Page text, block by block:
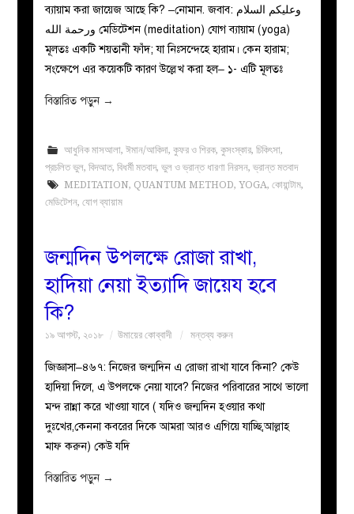
ব্যায়াম করা জায়েজ আছে কি? –নোমান. জবাব: وعليكم السلام
ورحمة الله মেডিটেশন (meditation) যোগ ব্যায়াম (yoga)
মূলতঃ একটি শয়তানী ফাঁদ; যা নিঃসন্দেহে হারাম। কেন হারাম;
সংক্ষেপে এর কয়েকটি কারণ উল্লেখ করা হল– ১- এটি মূলতঃ
বিস্তারিত পড়ুন →
আধুনিক মাসআলা, ঈমান/আকিদা, কুফর ও শিরক, কুসংস্কার, চিকিৎসা,
প্রচলিত ভুল,বিদআত,বিধর্মী মতবাদ,ভুল ও ভ্রান্ত ধারণা নিরসন,ভ্রান্ত মতবাদ
MEDITATION, QUANTUM METHOD, YOGA, কোয়ান্টাম,
মেডিটেশন,যোগ ব্যায়াম
জন্মদিন উপলক্ষে রোজা রাখা,
হাদিয়া নেয়া ইত্যাদি জায়েয হবে
কি?
১৯ আগস্ট, ২০১৮ উমায়ের কোব্বাদী মন্তব্য করুন
জিজ্ঞাসা–৪৬৭: নিজের জন্মদিন এ রোজা রাখা যাবে কিনা? কেউ
হাদিয়া দিলে, এ উপলক্ষে নেয়া যাবে? নিজের পরিবারের সাথে ভালো
মন্দ রান্না করে খাওয়া যাবে ( যদিও জন্মদিন হওয়ার কথা
দুঃখের,কেননা কবরের দিকে আমরা আরও এগিয়ে যাচ্ছি,আল্লাহ
মাফ করুন) কেউ যদি
বিস্তারিত পড়ুন →